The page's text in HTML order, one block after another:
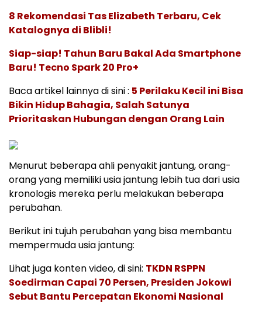
8 Rekomendasi Tas Elizabeth Terbaru, Cek
Katalognya di Blibli!
Siap-siap! Tahun Baru Bakal Ada Smartphone
Baru! Tecno Spark 20 Pro+
Baca artikel lainnya di sini : 5 Perilaku Kecil ini Bisa
Bikin Hidup Bahagia, Salah Satunya
Prioritaskan Hubungan dengan Orang Lain
Menurut beberapa ahli penyakit jantung, orang-
orang yang memiliki usia jantung lebih tua dari usia
kronologis mereka perlu melakukan beberapa
perubahan.
Berikut ini tujuh perubahan yang bisa membantu
mempermuda usia jantung:
Lihat juga konten video, di sini: TKDN RSPPN
Soedirman Capai 70 Persen, Presiden Jokowi
Sebut Bantu Percepatan Ekonomi Nasional